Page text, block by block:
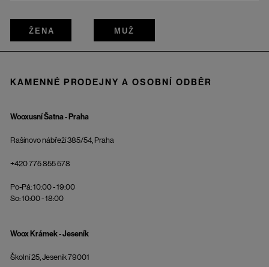
ŽENA MUŽ
KAMENNÉ PRODEJNY A OSOBNÍ ODBĚR
Wooxusní Šatna - Praha
Rašínovo nábřeží 385/54, Praha
+420 775 855 578
Po-Pá: 10:00 - 19:00
So: 10:00 - 18:00
Woox Krámek - Jeseník
Školní 25, Jeseník 79001